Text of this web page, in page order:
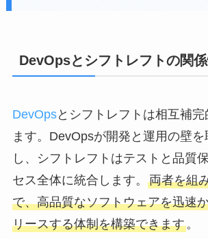
DevOpsとシフトレフトの関
DevOpsとシフトレフトは相互補完
ます。DevOpsが開発と運用の壁
し、シフトレフトはテストと品質
セス全体に統合します。 両者を組
で、高品質なソフトウェアを迅速
リースする体制を構築できます。